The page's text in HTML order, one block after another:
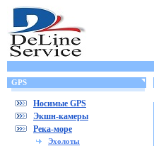
GPS
Носимые GPS
Экшн-камеры
Река-море
Эхолоты